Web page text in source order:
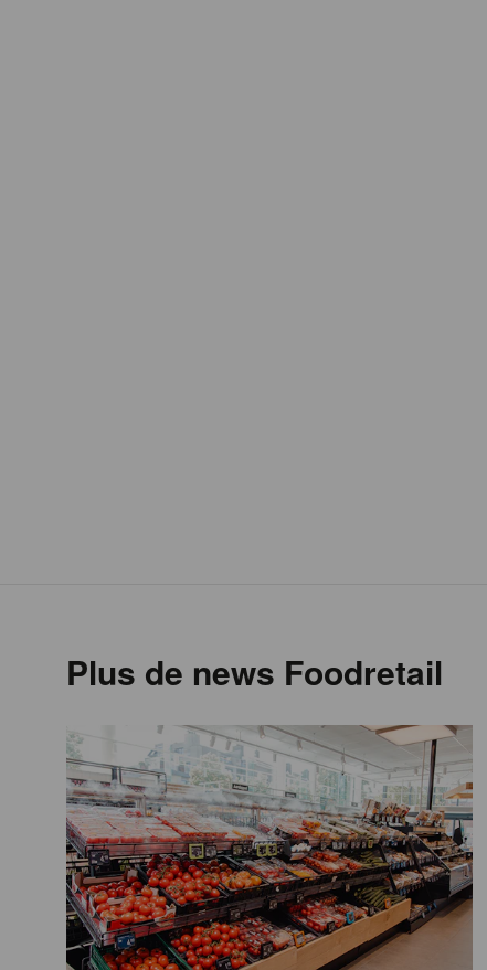
Plus de news Foodretail